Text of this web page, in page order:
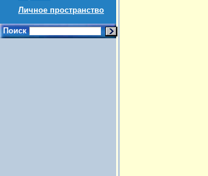
Личное пространство
Поиск